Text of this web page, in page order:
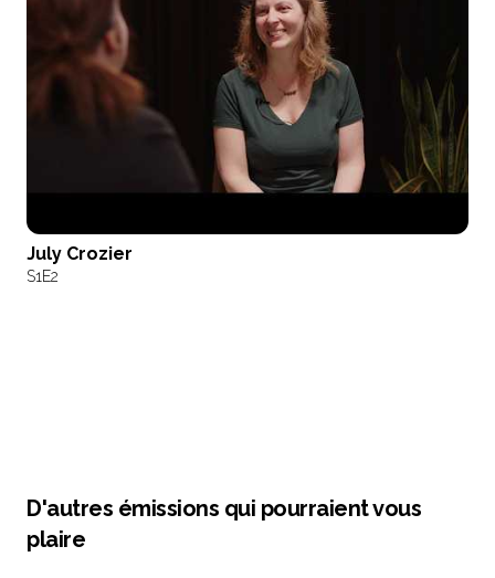
July Crozier
S1E2
D'autres émissions qui pourraient vous
plaire